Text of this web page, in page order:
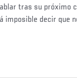
tras su próximo
imposible decir que